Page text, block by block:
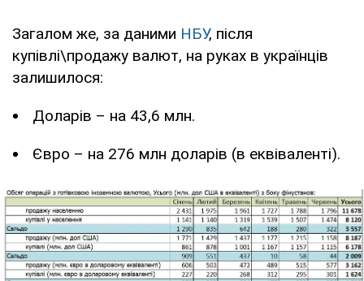
Загалом же, за даними НБУ, після
купівлі\продажу валют, на руках в українців
залишилося:
Доларів – на 43,6 млн.
Євро – на 276 млн доларів (в еквіваленті).